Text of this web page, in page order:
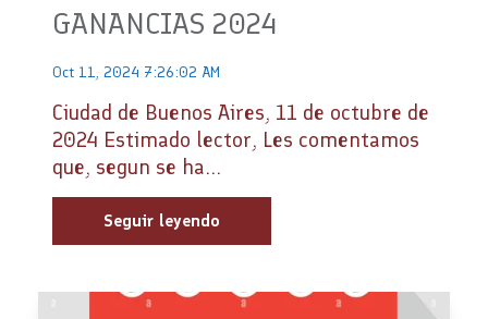
GANANCIAS 2024
Oct 11, 2024 7:26:02 AM
Ciudad de Buenos Aires, 11 de octubre de
2024 Estimado lector, Les comentamos
que, segun se ha...
Seguir leyendo